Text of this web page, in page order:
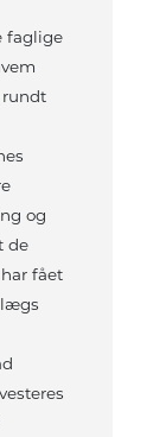
faglige
rundt
og
de
fået